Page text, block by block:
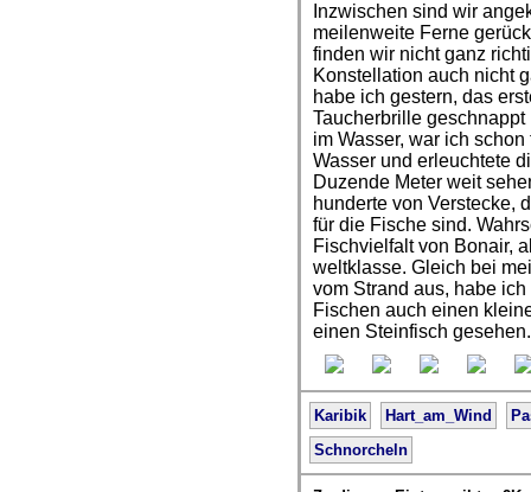
Inzwischen sind wir
meilenweite Ferne
finden wir nicht ganz
Konstellation auch nicht
habe ich gestern, das
Taucherbrille
im Wasser, war ich
Wasser und erleuchtete
Duzende Meter weit
hunderte von Verstecke,
für die Fische sind.
Fischvielfalt von Bonair,
weltklasse. Gleich bei
vom Strand aus, habe
Fischen auch einen
einen Steinfisch gesehen.
Karibik Hart_am_Wind
Schnorcheln